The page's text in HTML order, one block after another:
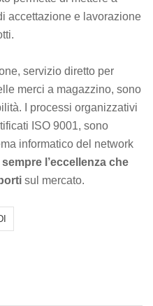
accettazione e lavorazione
servizio diretto per
merci a magazzino, sono
I processi organizzativi
ISO 9001, sono
informatico del network
l’eccellenza che
sul mercato.